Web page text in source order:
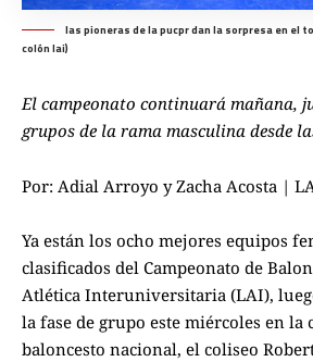
las pioneras de la pucpr dan la sorpresa en el
colón lai)
El campeonato continuará mañana,
grupos de la rama masculina desde
Por: Adial Arroyo y Zacha Acosta |
Ya están los ocho mejores equipos
clasificados del Campeonato de
Atlética Interuniversitaria (LAI),
la fase de grupo este miércoles en la
baloncesto nacional, el coliseo